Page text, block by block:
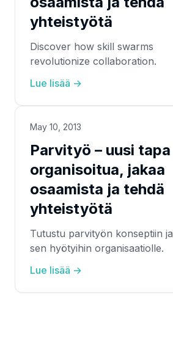
yhteistyötä
Discover how skill swarms
revolutionize collaboration.
Lue lisää →
May 10, 2013
Parvityö – uusi tapa
organisoitua, jakaa
osaamista ja tehdä
yhteistyötä
Tutustu parvityön konseptiin ja
sen hyötyihin organisaatiolle.
Lue lisää →